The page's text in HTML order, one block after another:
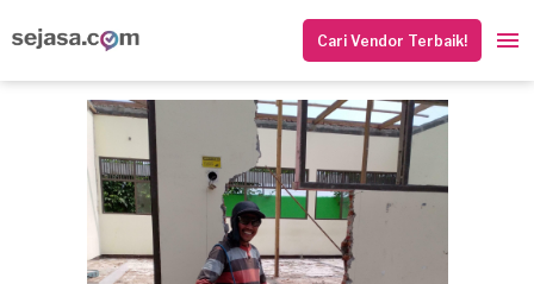
Cari Vendor Terbaik!